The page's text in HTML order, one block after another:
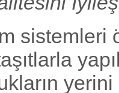
sistemleri